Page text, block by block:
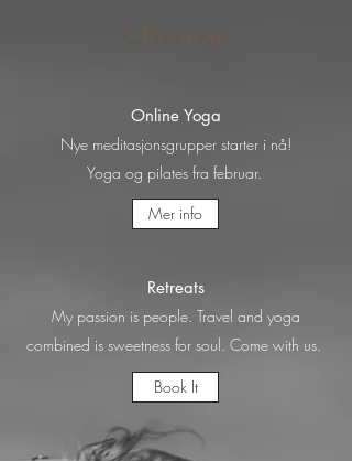
Online Yoga
Nye meditasjonsgrupper starter i nå!
Yoga og pilates fra februar.
Mer info
Retreats
My passion is people. Travel and yoga
combined is sweetness for soul. Come with us.
Book It